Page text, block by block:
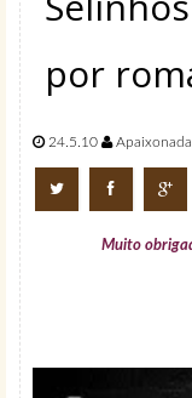
por
24.5.10
Muito